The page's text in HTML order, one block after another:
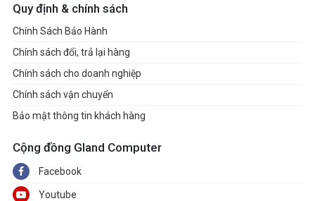
Quy định & chính sách
Chính Sách Bảo Hành
Chính sách đổi, trả lại hàng
Chính sách cho doanh nghiệp
Chính sách vận chuyển
Bảo mật thông tin khách hàng
Cộng đồng Gland Computer
Facebook
Youtube